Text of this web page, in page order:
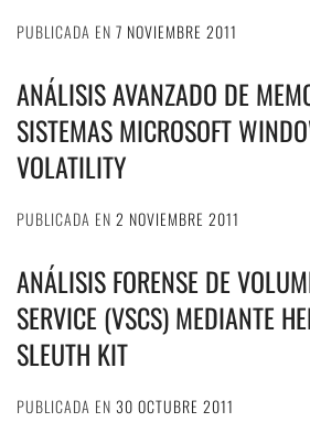
PUBLICADA EN 7 NOVIEMBRE 2011
ANÁLISIS AVANZADO DE
SISTEMAS MICROSOFT
VOLATILITY
PUBLICADA EN 2 NOVIEMBRE 2011
ANÁLISIS FORENSE DE
SERVICE (VSCS) MEDIANTE
SLEUTH KIT
PUBLICADA EN 30 OCTUBRE 2011